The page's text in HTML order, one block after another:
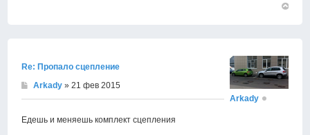
Re: Пропало сцепление
Arkady » 21 фев 2015
Едешь и меняешь комплект сцепления
Arkady